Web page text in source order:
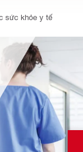
sức khỏe y tế